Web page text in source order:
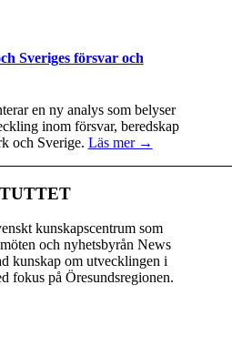
Sveriges försvar och
en ny analys som belyser
inom försvar, beredskap
och Sverige. Läs mer →
kunskapscentrum som
och nyhetsbyrån News
kunskap om utvecklingen i
fokus på Öresundsregionen.